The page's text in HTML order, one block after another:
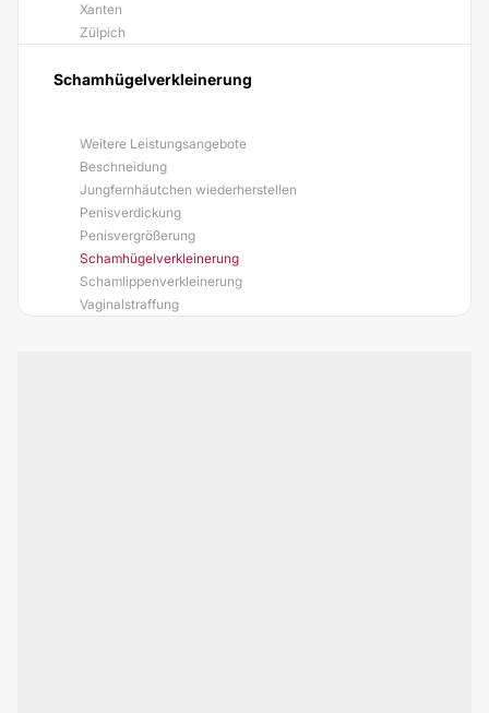
Xanten
Zülpich
Schamhügelverkleinerung
Weitere Leistungsangebote
Beschneidung
Jungfernhäutchen wiederherstellen
Penisverdickung
Penisvergrößerung
Schamhügelverkleinerung
Schamlippenverkleinerung
Vaginalstraffung